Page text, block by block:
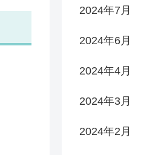
2024年7月
2024年6月
2024年4月
2024年3月
2024年2月